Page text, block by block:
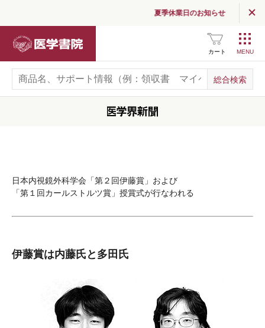
夏季休業日のお知らせ
カート
日本内視鏡外科学会「第２回伊藤賞」および
「第１回カールストルツ賞」授賞式が行なわれる
伊藤賞は内藤氏と多田氏